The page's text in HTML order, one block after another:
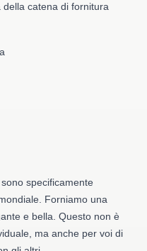
catena di fornitura
specificamente
Forniamo una
e bella. Questo non è
ma anche per voi di